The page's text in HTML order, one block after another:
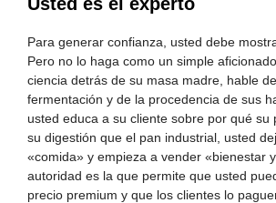
Para generar confianza, usted debe
Pero no lo haga como un simple
ciencia detrás de su masa madre, hable
fermentación y de la procedencia de sus
usted educa a su cliente sobre por qué su
su digestión que el pan industrial, usted
«comida» y empieza a vender «bienestar
autoridad es la que permite que usted
precio premium y que los clientes lo